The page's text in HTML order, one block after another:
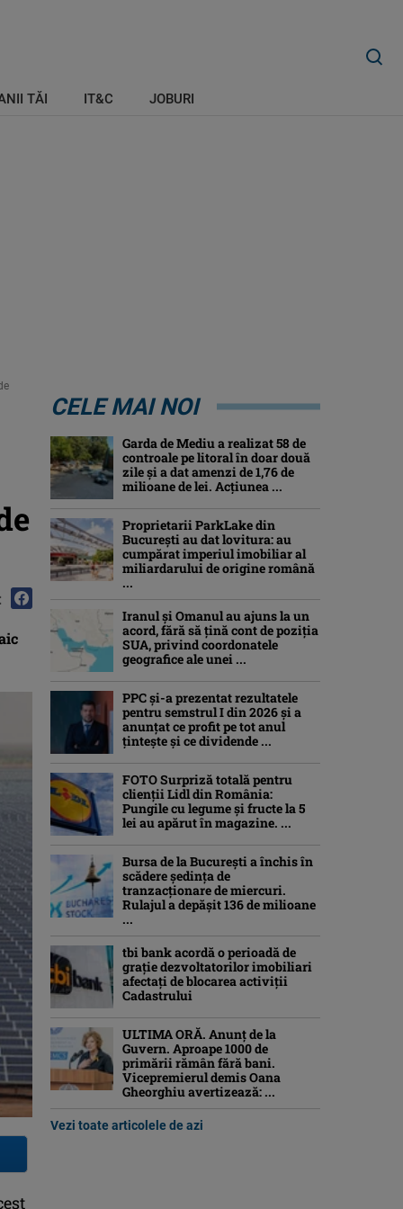
TĂI IT&C JOBURI
CELE MAI NOI
Garda de Mediu a realizat 58 de
controale pe litoral în doar două
zile și a dat amenzi de 1,76 de
milioane de lei. Acțiunea ...
Proprietarii ParkLake din
București au dat lovitura: au
cumpărat imperiul imobiliar al
miliardarului de origine română
...
Iranul și Omanul au ajuns la un
acord, fără să țină cont de poziția
SUA, privind coordonatele
geografice ale unei ...
PPC și-a prezentat rezultatele
pentru semstrul I din 2026 și a
anunțat ce profit pe tot anul
țintește și ce dividende ...
FOTO Surpriză totală pentru
clienții Lidl din România:
Pungile cu legume și fructe la 5
lei au apărut în magazine. ...
Bursa de la București a închis în
scădere ședința de
tranzacționare de miercuri.
Rulajul a depășit 136 de milioane
...
tbi bank acordă o perioadă de
grație dezvoltatorilor imobiliari
afectați de blocarea activiții
Cadastrului
ULTIMA ORĂ. Anunț de la
Guvern. Aproape 1000 de
primării rămân fără bani.
Vicepremierul demis Oana
Gheorghiu avertizează: ...
Vezi toate articolele de azi